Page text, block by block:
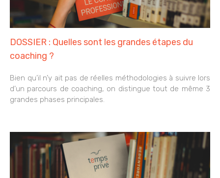
DOSSIER : Quelles sont les grandes étapes du
coaching ?
Bien qu’il n’y ait pas de réelles méthodologies à suivre lors
d’un parcours de coaching, on distingue tout de même 3
grandes phases principales.